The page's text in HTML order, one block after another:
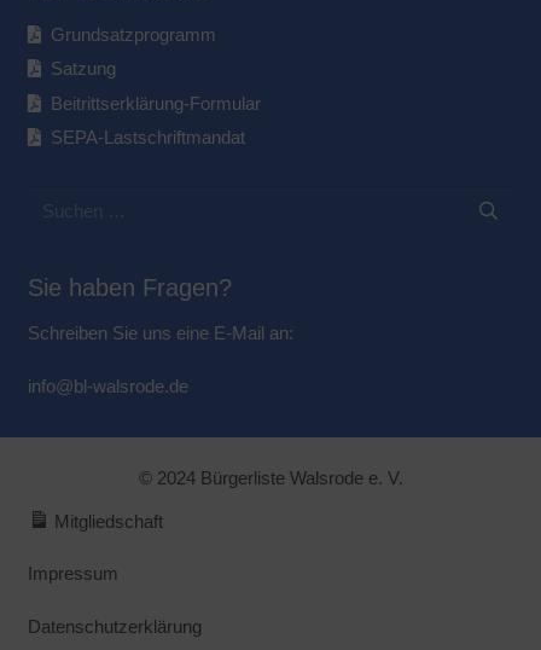
Grundsatzprogramm
Satzung
Beitrittserklärung-Formular
SEPA-Lastschriftmandat
nach:
Sie haben Fragen?
Schreiben Sie uns eine E-Mail an:
info@bl-walsrode.de
© 2024 Bürgerliste Walsrode e. V.
Mitgliedschaft
Impressum
Datenschutzerklärung